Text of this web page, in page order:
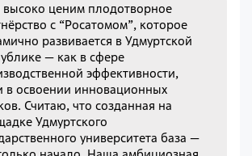
ценим плодотворное
с “Росатомом”, которое
развивается в Удмуртской
— как в сфере
эффективности,
в освоении инновационных
Считаю, что созданная на
Удмуртского
университета база —